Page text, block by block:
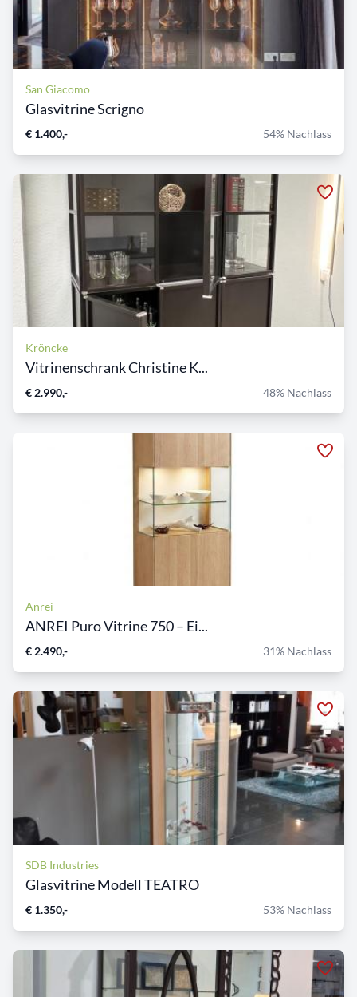
San Giacomo
Glasvitrine Scrigno
€ 1.400,- 54% Nachlass
Kröncke
Vitrinenschrank Christine K...
€ 2.990,- 48% Nachlass
Anrei
ANREI Puro Vitrine 750 – Ei...
€ 2.490,- 31% Nachlass
SDB Industries
Glasvitrine Modell TEATRO
€ 1.350,- 53% Nachlass